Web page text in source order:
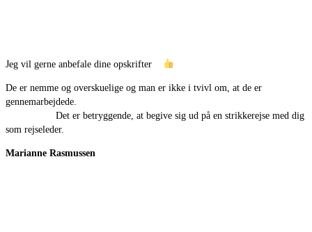
Jeg vil gerne anbefale dine opskrifter
De er nemme og overskuelige og man er ikke i tvivl om, at de er
gennemarbejdede.
Det er betryggende, at begive sig ud på en strikkerejse med dig
som rejseleder.
Marianne Rasmussen